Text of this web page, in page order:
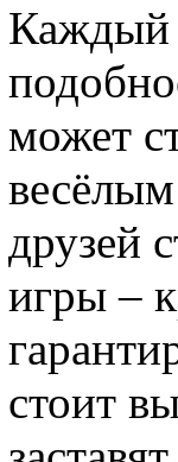
Каждый
может
друзей
игры –
стоит